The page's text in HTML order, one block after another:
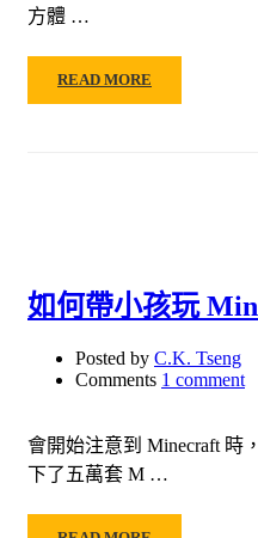
方體 …
READ MORE
如何帶小孩玩
Posted by C.K. Tseng
Comments 1 comment
會開始注意到 Minecraft 時
下了五萬套 M …